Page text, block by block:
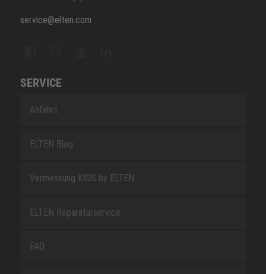
service@elten.com
SERVICE
Anfahrt
ELTEN Blog
Vermessung KIDS by ELTEN
ELTEN Reparaturservice
FAQ